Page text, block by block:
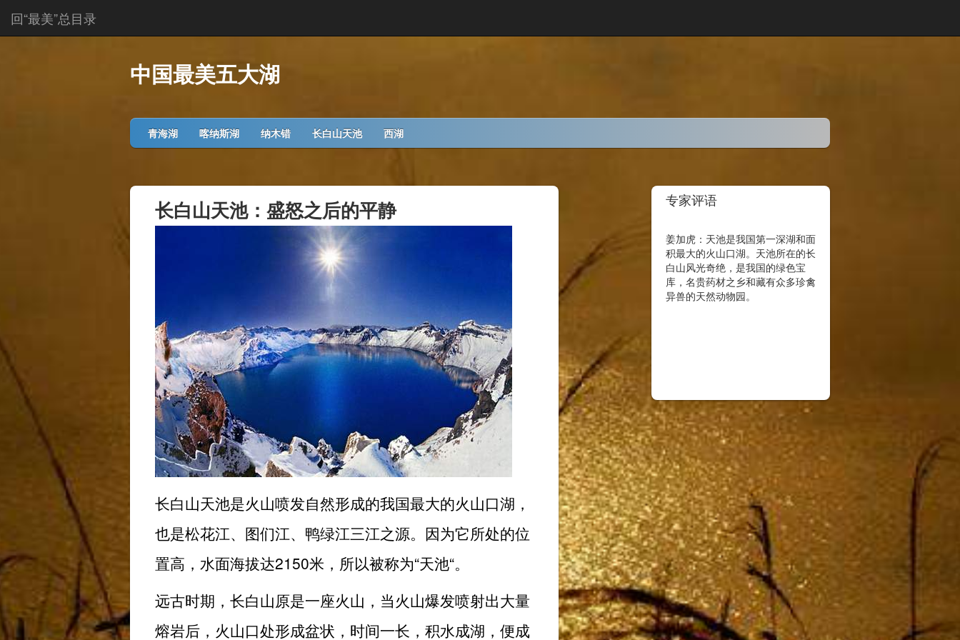
回“最美”总目录
中国最美五大湖
青海湖 喀纳斯湖 纳木错 长白山天池 西湖
长白山天池：盛怒之后的平静
长白山天池是火山喷发自然形成的我国最大的火山口湖，
也是松花江、图们江、鸭绿江三江之源。因为它所处的位
置高，水面海拔达2150米，所以被称为“天池“。
远古时期，长白山原是一座火山，当火山爆发喷射出大量
熔岩后，火山口处形成盆状，时间一长，积水成湖，便成
专家评语
姜加虎：天池是我国第一深湖和面
积最大的火山口湖。天池所在的长
白山风光奇绝，是我国的绿色宝
库，名贵药材之乡和藏有众多珍禽
异兽的天然动物园。